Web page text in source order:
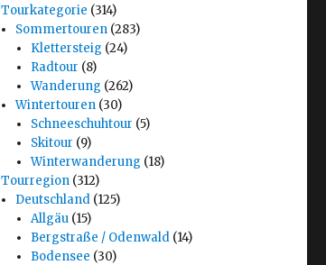
Tourkategorie (314)
Sommertouren (283)
Klettersteig (24)
Radtour (8)
Wanderung (262)
Wintertouren (30)
Schneeschuhtour (5)
Skitour (9)
Winterwanderung (18)
Tourregion (312)
Deutschland (125)
Allgäu(15)
Bergstraße / Odenwald(14)
Bodensee (30)